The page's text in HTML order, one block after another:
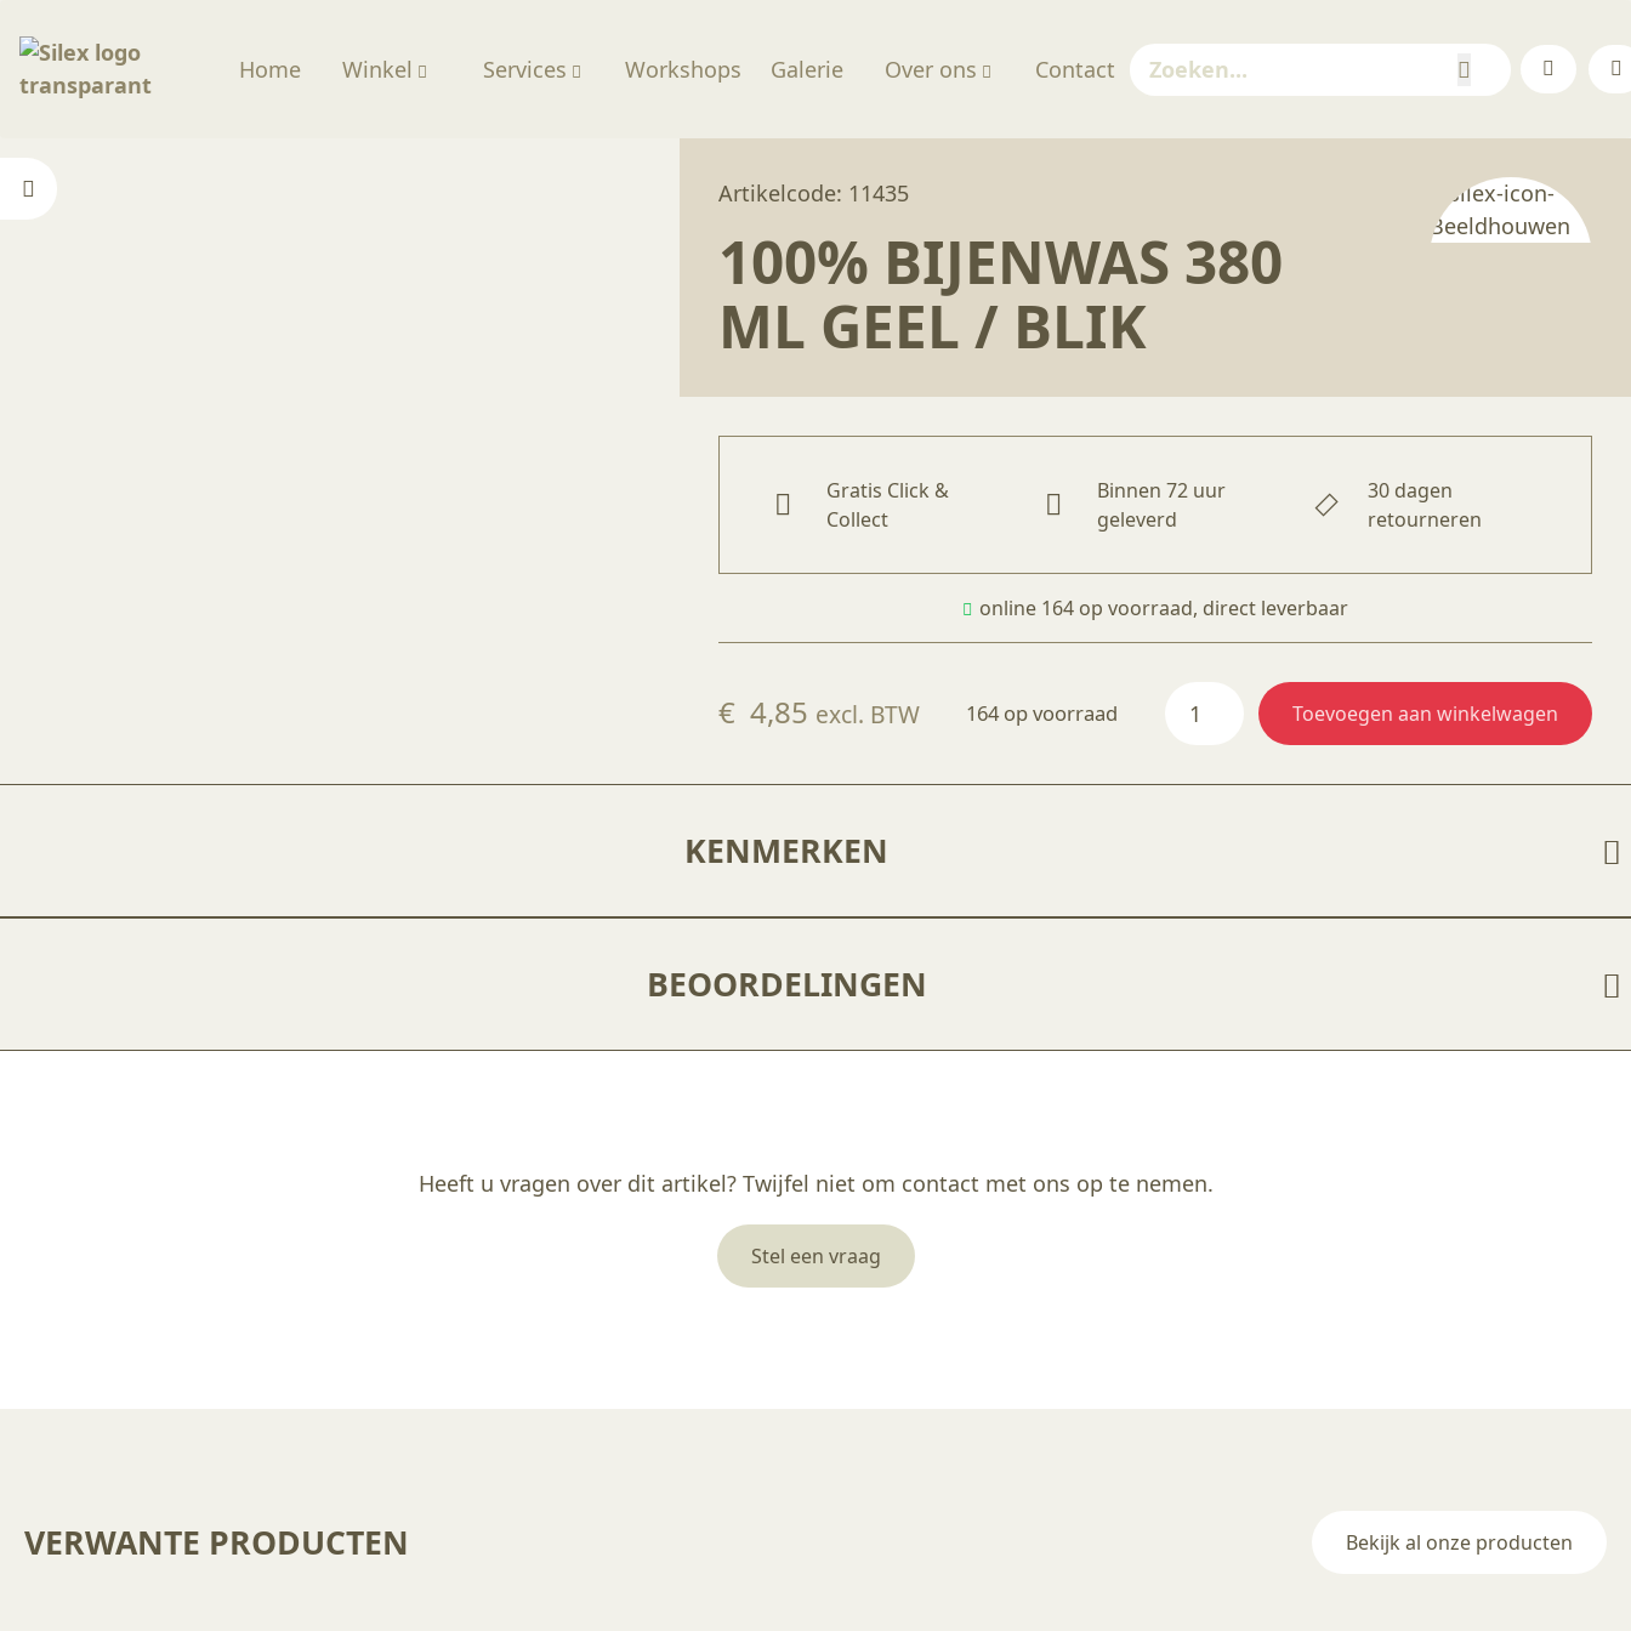
Home Winkel Services Workshops Galerie Over ons Contact
100% Bijenwas 380 ml geel / blikArtikelcode: 11435
100% BIJENWAS 380
ML GEEL / BLIK
Gratis Click &
Collect
Binnen 72 uur
geleverd
30 dagen
retourneren
online 164 op voorraad, direct leverbaar
€ 4,85 excl. BTW 164 op voorraad
Bijenwas
ml
Toevoegen aan winkelwagen
KENMERKEN
BEOORDELINGEN
Heeft u vragen over dit artikel? Twijfel niet om contact met ons op te nemen.
Stel een vraag
VERWANTE PRODUCTEN Bekijk al onze producten